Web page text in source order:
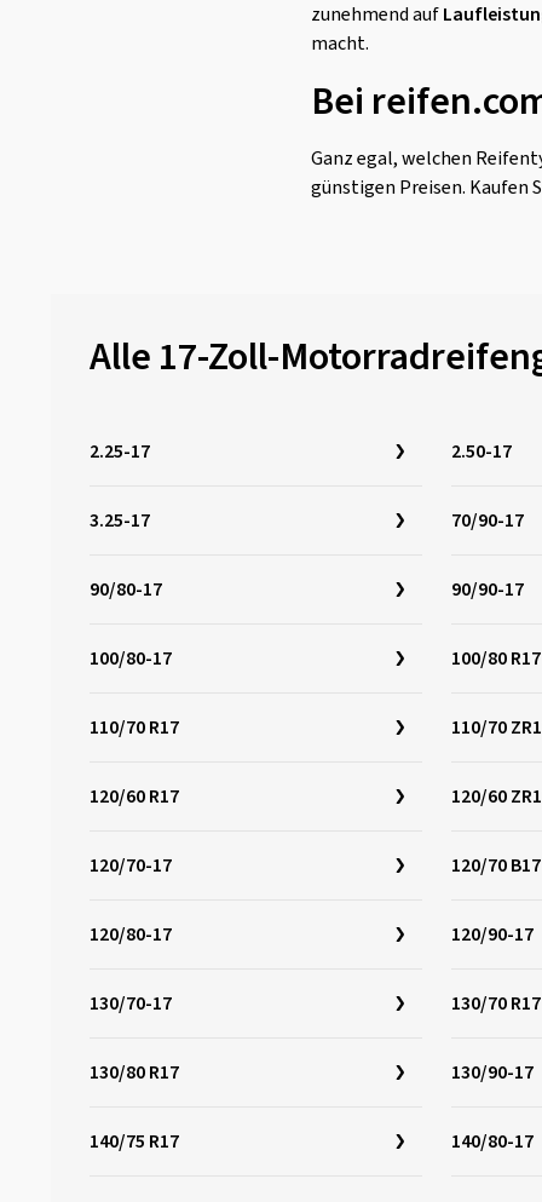
zunehmend auf
macht.
Bei
Ganz egal, welchen
günstigen Preisen. Kaufen
Alle 17-Zoll-
2.25-17 2.50-17
3.25-17 70/90-17
90/80-17 90/90-17
100/80-17 100/80 R17
110/70 R17 110/70
120/60 R17 120/60
120/70-17 120/70 B17
120/80-17 120/90-17
130/70-17 130/70 R17
130/80 R17 130/90-17
140/75 R17 140/80-17